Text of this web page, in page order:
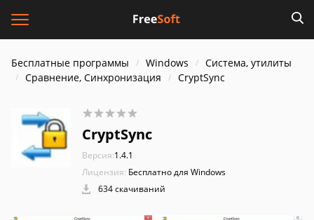
Бесплатные программы Windows
Система, утилиты
Сравнение, Синхронизация
CryptSync
CryptSync
Версия:1.4.1
Лицензия: Бесплатно для Windows
634 скачиваний